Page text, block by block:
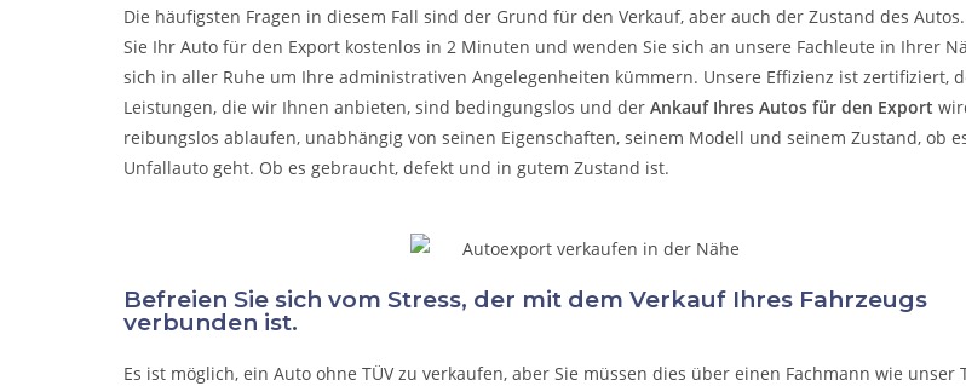
Die häufigsten Fragen in diesem Fall sind der Grund für den Verkauf, aber auch der Zustand des
Sie Ihr Auto für den Export kostenlos in 2 Minuten und wenden Sie sich an unsere Fachleute in Ihrer
sich in aller Ruhe um Ihre administrativen Angelegenheiten kümmern. Unsere Effizienz ist zertifiziert,
Leistungen, die wir Ihnen anbieten, sind bedingungslos und der Ankauf Ihres Autos für den Export
reibungslos ablaufen, unabhängig von seinen Eigenschaften, seinem Modell und seinem Zustand, ob
Unfallauto geht. Ob es gebraucht, defekt und in gutem Zustand ist.
Befreien Sie sich vom Stress, der mit dem Verkauf Ihres Fahrzeugs
verbunden ist.
Es ist möglich, ein Auto ohne TÜV zu verkaufen, aber Sie müssen dies über einen Fachmann wie unser